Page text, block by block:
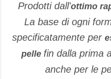
Prodotti dall'ottimo
La base di ogni
specificatamente per
pelle fin dalla prima
anche per le